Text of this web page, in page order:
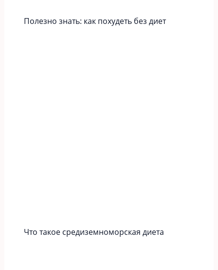
Полезно знать: как похудеть без диет
Что такое средиземноморская диета